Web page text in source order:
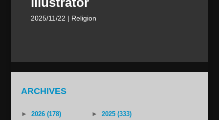
2025/11/22 | Religion
ARCHIVES
► 2026 (178) ►
2025 (333)